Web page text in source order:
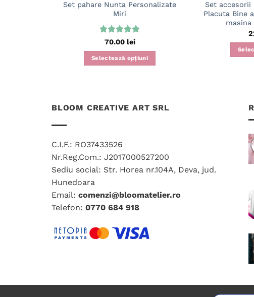
Set pahare Nunta Personalizate
Miri
Evaluat la
70.00 lei
Selectează opțiuni
mai
Opțiunile
alese
pagina
produsului.
Set accesorii
Placuta Bine
masina
BLOOM CREATIVE ART SRL
C.I.F.: RO37433526
Nr.Reg.Com.: J2017000527200
Sediu social: Str. Horea nr.104A, Deva, jud.
Hunedoara
Email: comenzi@bloomatelier.ro
Telefon: 0770 684 918